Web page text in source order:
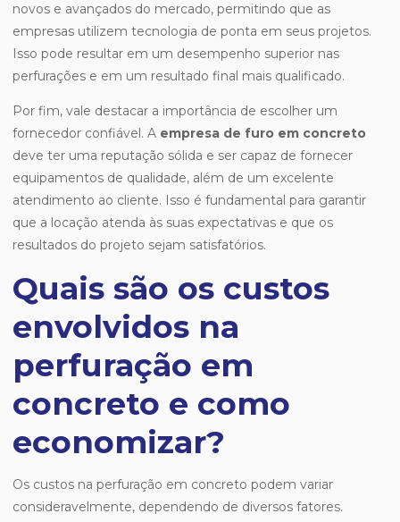
novos e avançados do mercado, permitindo que as
empresas utilizem tecnologia de ponta em seus projetos.
Isso pode resultar em um desempenho superior nas
perfurações e em um resultado final mais qualificado.
Por fim, vale destacar a importância de escolher um
fornecedor confiável. A empresa de furo em concreto
deve ter uma reputação sólida e ser capaz de fornecer
equipamentos de qualidade, além de um excelente
atendimento ao cliente. Isso é fundamental para garantir
que a locação atenda às suas expectativas e que os
resultados do projeto sejam satisfatórios.
Quais são os custos
envolvidos na
perfuração em
concreto e como
economizar?
Os custos na perfuração em concreto podem variar
consideravelmente, dependendo de diversos fatores.